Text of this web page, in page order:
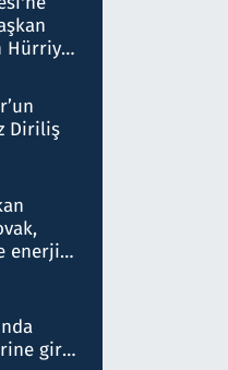
Hürriyet
Diriliş
enerji
girdi: